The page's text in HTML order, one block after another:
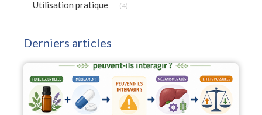
Utilisation pratique (4)
Derniers articles